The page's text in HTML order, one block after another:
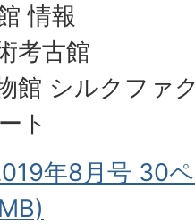
情報
考古館
館 シルクファ
ト
年8月号 30